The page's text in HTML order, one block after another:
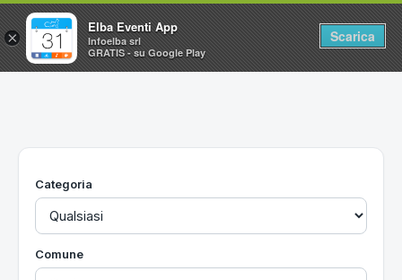
Home
Utilità
Categoria
Comune
×
Elba Eventi App
Infoelba srl
GRATIS - su Google Play
Scarica